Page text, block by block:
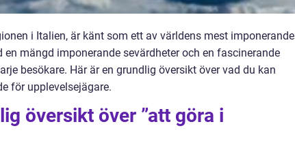
i Italien, är känt som ett av världens mest imponerande
mängd imponerande sevärdheter och en fascinerande
besökare. Här är en grundlig översikt över vad du kan
för upplevelsejägare.
översikt över ”att göra i